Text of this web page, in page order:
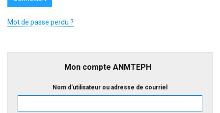
Mot de passe perdu ?
Mon compte ANMTEPH
Nom d'utilisateur ou adresse de courriel